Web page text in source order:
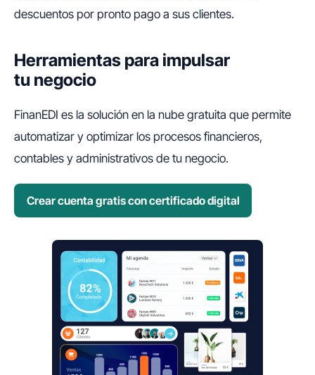
descuentos por pronto pago a sus clientes.
Herramientas para impulsar
tu negocio
FinanEDI es la solución en la nube gratuita que permite
automatizar y optimizar los procesos financieros,
contables y administrativos de tu negocio.
Crear cuenta gratis con certificado digital